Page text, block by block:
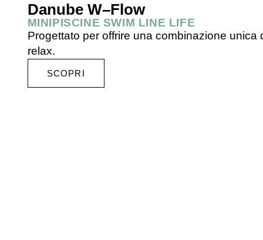
Danube W–Flow
MINIPISCINE SWIM LINE LIFE
Progettato per offrire una combinazione unica
relax.
SCOPRI